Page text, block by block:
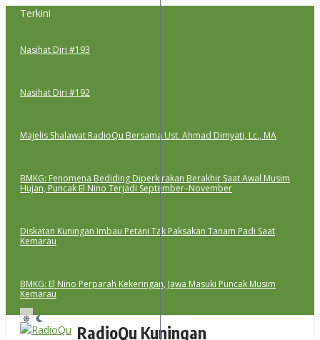
Lewati
Terkini
Nasihat Diri #193
Nasihat Diri #192
Majelis Shalawat RadioQu Bersama Ust. Ahmad Dimyati, Lc., MA
BMKG: Fenomena Bediding Diperkirakan Berakhir Saat Awal Musim
Hujan, Puncak El Nino Terjadi September–November
Diskatan Kuningan Imbau Petani Tak Paksakan Tanam Padi Saat
Kemarau
BMKG: El Nino Perparah Kekeringan, Jawa Masuki Puncak Musim
Kemarau
RadioQu Kuningan